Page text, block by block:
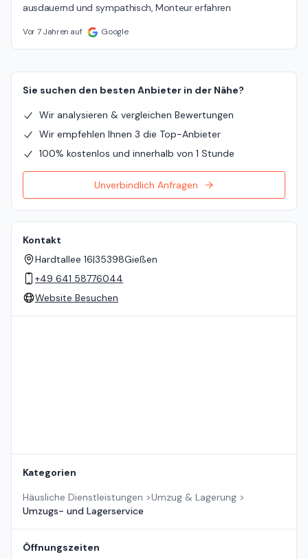
ausdauernd und sympathisch, Monteur erfahren
Vor 7 Jahren auf Google
Sie suchen den besten Anbieter in der Nähe?
Wir analysieren & vergleichen Bewertungen
Wir empfehlen Ihnen 3 die Top-Anbieter
100% kostenlos und innerhalb von 1 Stunde
Unverbindlich Anfragen
Kontakt
Hardtallee 16|35398Gießen
+49 641 58776044
Website Besuchen
Kategorien
Häusliche Dienstleistungen >Umzug & Lagerung >
Umzugs- und Lagerservice
Öffnungszeiten